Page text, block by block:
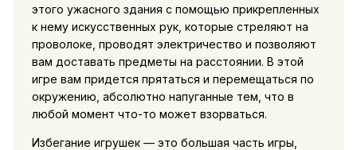
этого ужасного здания с помощью прикрепленных
к нему искусственных рук, которые стреляют на
проволоке, проводят электричество и позволяют
вам доставать предметы на расстоянии. В этой
игре вам придется прятаться и перемещаться по
окружению, абсолютно напуганные тем, что в
любой момент что-то может взорваться.
Избегание игрушек — это большая часть игры,